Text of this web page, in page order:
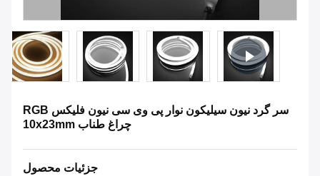
سر گرد نیون سیلیکون نوار پی وی سی نیون فلیکس RGB
چراغ طناب 10x23mm
جزئیات محصول